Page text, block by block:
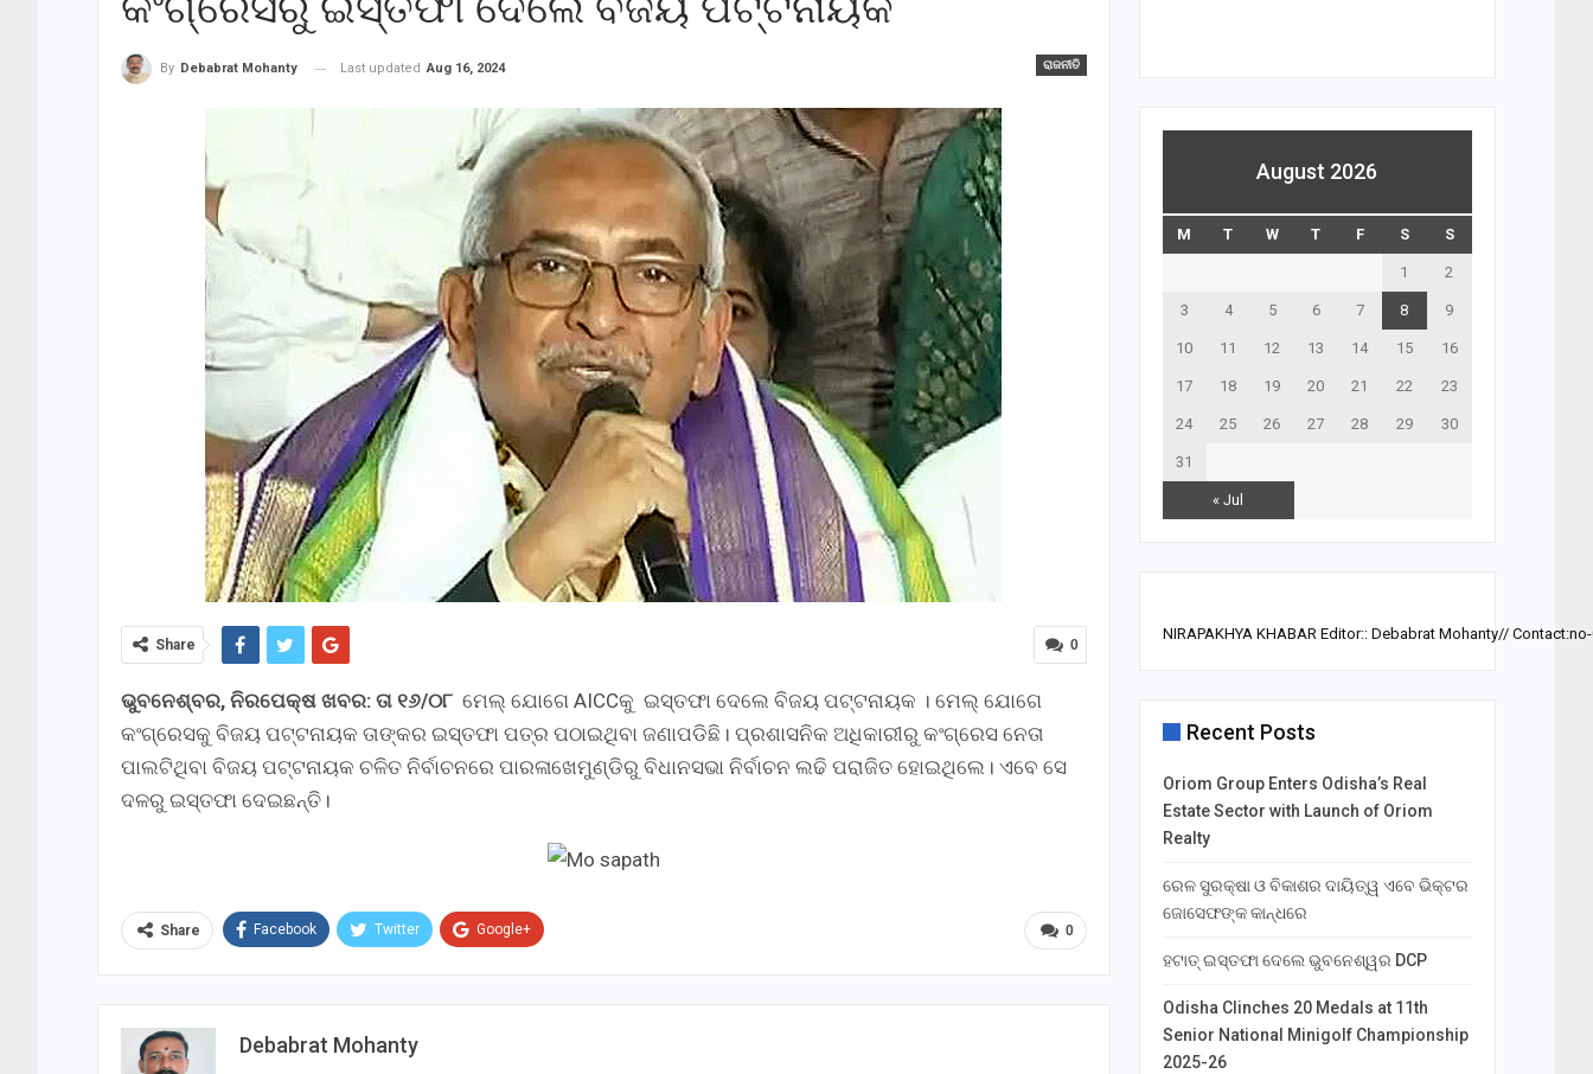
ରାଜନୀତି
By Debabrat Mohanty Last updated Aug 16, 2024
0
Share
ଭୁବନେଶ୍ବର, ନିରପେକ୍ଷ ଖବର: ତା ୧୬/୦୮ମେଲ୍‌ ଯୋଗେ AICCକୁ ଇସ୍ତଫା ଦେଲେ ବିଜୟ ପଟ୍ଟନାୟକ । ମେଲ୍‌ ଯୋଗେ
କଂଗ୍ରେସକୁ ବିଜୟ ପଟ୍ଟନାୟକ ତାଙ୍କର ଇସ୍ତଫା ପତ୍ର ପଠାଇଥିବା ଜଣାପଡିଛି। ପ୍ରଶାସନିକ ଅଧିକାରୀରୁ କଂଗ୍ରେସ ନେତା
ପାଲଟିଥିବା ବିଜୟ ପଟ୍ଟନାୟକ ଚଳିତ ନିର୍ବାଚନରେ ପାରଳାଖେମୁଣ୍ଡିରୁ ବିଧାନସଭା ନିର୍ବାଚନ ଲଢି ପରାଜିତ ହୋଇଥିଲେ। ଏବେ ସେ
ଦଳରୁ ଇସ୍ତଫା ଦେଇଛନ୍ତି।
0
Share Facebook Twitter Google+
Debabrat Mohanty
August 2026
M T W T F S S
« Jul
1 2
3 4 5 6 7 8 9
10 11 12 13 14 15 16
17 18 19 20 21 22 23
24 25 26 27 28 29 30
31
NIRAPAKHYA KHABAR Editor:: Debabrat Mohanty//
Recent Posts
Oriom Group Enters Odisha’s Real
Estate Sector with Launch of Oriom
Realty
ରେଳ ସୁରକ୍ଷା ଓ ବିକାଶର ଦାୟିତ୍ୱ ଏବେ ଭିକ୍ଟର
ଜୋସେଫଙ୍କ କାନ୍ଧରେ
ହଟାତ୍ ଇସ୍ତଫା ଦେଲେ ଭୁବନେଶ୍ୱର DCP
Odisha Clinches 20 Medals at 11th
Senior National Minigolf Championship
2025-26